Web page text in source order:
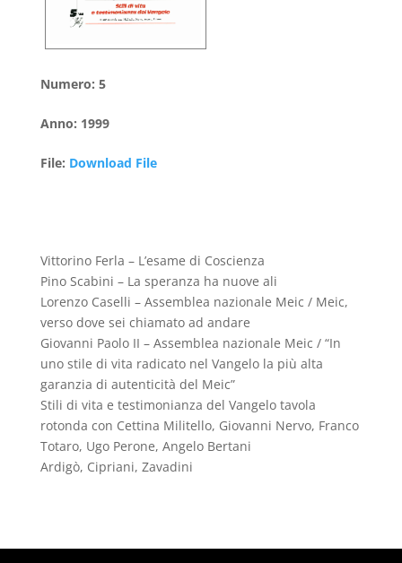
Numero: 5
Anno: 1999
File: Download File
Vittorino Ferla – L’esame di Coscienza
Pino Scabini – La speranza ha nuove ali
Lorenzo Caselli – Assemblea nazionale Meic / Meic,
verso dove sei chiamato ad andare
Giovanni Paolo II – Assemblea nazionale Meic / “In
uno stile di vita radicato nel Vangelo la più alta
garanzia di autenticità del Meic”
Stili di vita e testimonianza del Vangelo tavola
rotonda con Cettina Militello, Giovanni Nervo, Franco
Totaro, Ugo Perone, Angelo Bertani
Ardigò, Cipriani, Zavadini